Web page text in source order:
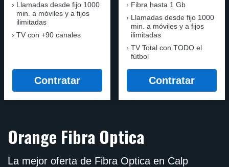
Llamadas desde fijo 1000
min. a móviles y a fijos
ilimitadas
TV con +90 canales
Contratar
Fibra hasta 1 Gb
Llamadas desde fijo 1000
min. a móviles y a fijos
ilimitadas
TV Total con TODO el
fútbol
Contratar
Orange Fibra Optica
La mejor oferta de Fibra Optica en Calp